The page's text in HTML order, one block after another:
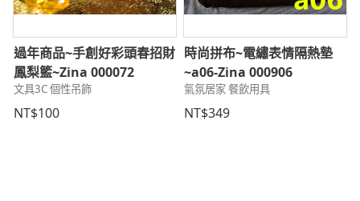
過年商品~手創好彩頭春招財
鳳梨籃~Zina 000072
文具3C 個性吊飾
NT$100
時尚拼布~電繡表情隔熱墊
~a06-Zina 000906
氣氛居家 餐飲用具
NT$349